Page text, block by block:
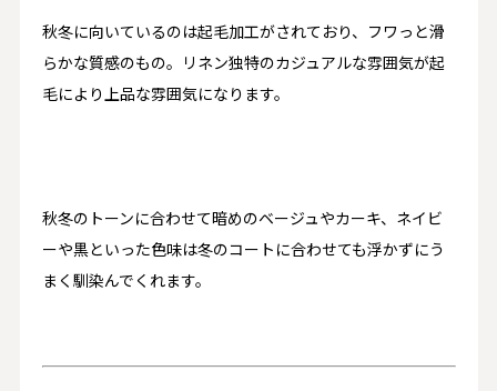
秋冬に向いているのは起毛加工がされており、フワっと滑
らかな質感のもの。リネン独特のカジュアルな雰囲気が起
毛により上品な雰囲気になります。
秋冬のトーンに合わせて暗めのベージュやカーキ、ネイビ
ーや黒といった色味は冬のコートに合わせても浮かずにう
まく馴染んでくれます。